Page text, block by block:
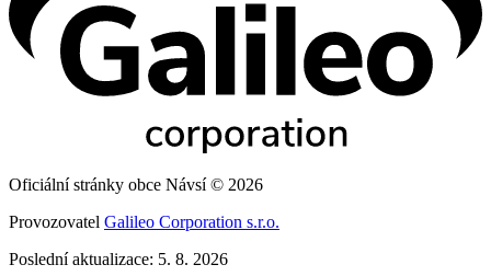
Oficiální stránky obce Návsí © 2026
Provozovatel Galileo Corporation s.r.o.
Poslední aktualizace: 5. 8. 2026